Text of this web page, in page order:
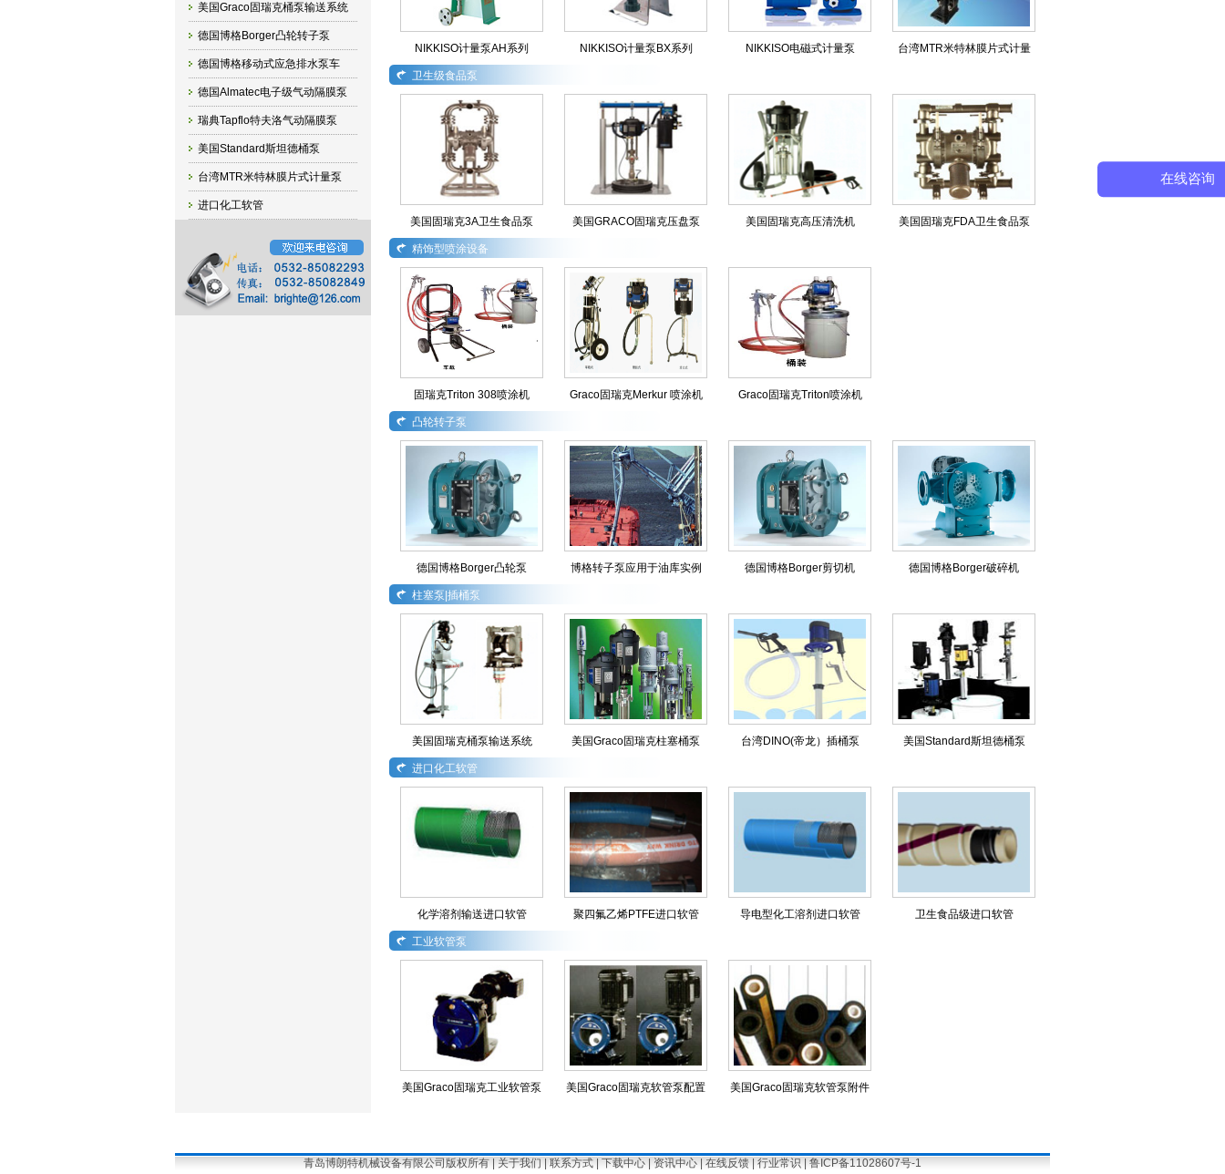
美国Graco固瑞克桶泵输送系统
德国博格Borger凸轮转子泵
德国博格移动式应急排水泵车
德国Almatec电子级气动隔膜泵
瑞典Tapflo特夫洛气动隔膜泵
美国Standard斯坦德桶泵
台湾MTR米特林膜片式计量泵
进口化工软管
NIKKISO计量泵AH系列 NIKKISO计量泵BX系列 NIKKISO电磁式计量泵 台湾MTR米特林膜片式计量
卫生级食品泵
美国固瑞克3A卫生食品泵 美国GRACO固瑞克压盘泵 美国固瑞克高压清洗机 美国固瑞克FDA卫生食品泵
精饰型喷涂设备
固瑞克Triton 308喷涂机 Graco固瑞克Merkur 喷涂机 Graco固瑞克Triton喷涂机
凸轮转子泵
德国博格Borger凸轮泵 博格转子泵应用于油库实例 德国博格Borger剪切机 德国博格Borger破碎机
柱塞泵|插桶泵
美国固瑞克桶泵输送系统 美国Graco固瑞克柱塞桶泵 台湾DINO(帝龙）插桶泵 美国Standard斯坦德桶泵
进口化工软管
化学溶剂输送进口软管 聚四氟乙烯PTFE进口软管 导电型化工溶剂进口软管 卫生食品级进口软管
工业软管泵
美国Graco固瑞克工业软管泵 美国Graco固瑞克软管泵配置 美国Graco固瑞克软管泵附件
青岛博朗特机械设备有限公司版权所有 | 关于我们 联系方式 下载中心 资讯中心 在线反馈 行业常识 鲁ICP备11028607号-1
在线咨询